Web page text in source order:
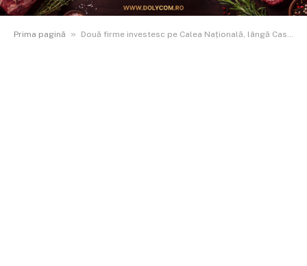
Prima pagină » Două firme investesc pe Calea Națională, lângă Casa Lux: spații comerciale, birouri și cafenea